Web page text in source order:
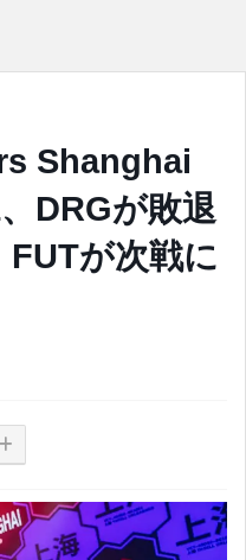
Shanghai
DRGが敗退
が次戦に